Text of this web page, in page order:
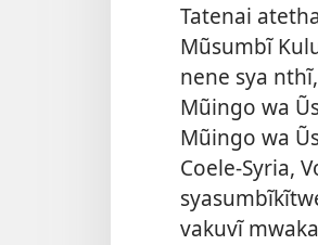
Tatenai
Mũsumbĩ
nene sya
Mũingo wa
Mũingo wa
Coele-Syria,
vakuvĩ